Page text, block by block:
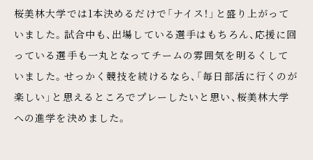
桜美林大学では1本決めるだけで「ナイス！」と盛り上がって
いました。試合中も、出場している選手はもちろん、応援に回
っている選手も一丸となってチームの雰囲気を明るくして
いました。せっかく競技を続けるなら、「毎日部活に行くのが
楽しい」と思えるところでプレーしたいと思い、桜美林大学
への進学を決めました。